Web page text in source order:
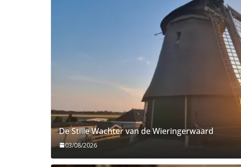
De Stille Wachter van de Wieringerwaard
03/08/2026